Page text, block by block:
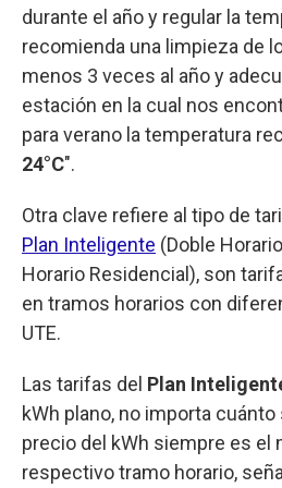
durante el año y regular la
recomienda una limpieza de
menos 3 veces al año y
estación en la cual nos
para verano la temperatura
24°C".
Otra clave refiere al tipo de
Plan Inteligente (Doble
Horario Residencial), son
en tramos horarios con
UTE.
Las tarifas del Plan
kWh plano, no importa cuánto
precio del kWh siempre es el
respectivo tramo horario,